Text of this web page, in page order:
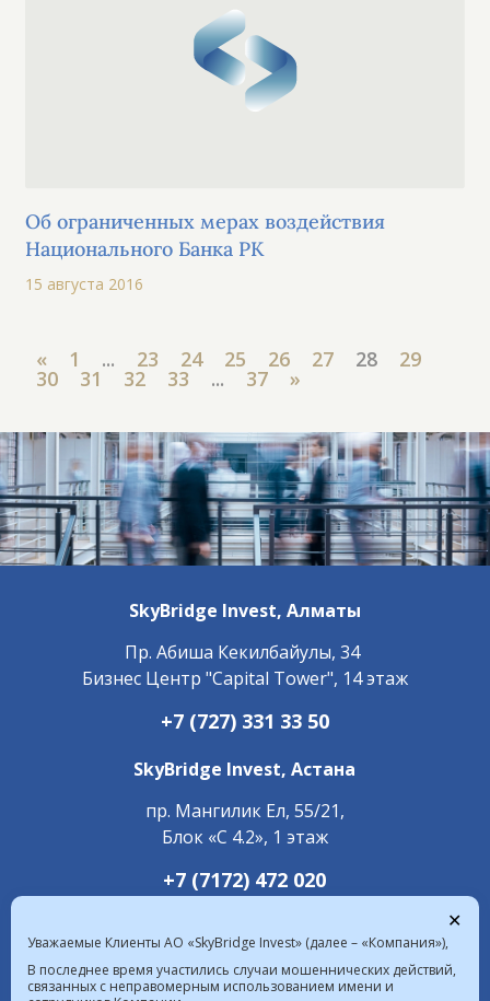
Об ограниченных мерах воздействия
Национального Банка РК
15 августа 2016
« 1 ... 23 24 25 26 27 28 29
30 31 32 33 ... 37 »
SkyBridge Invest, Алматы
Пр. ​Абиша Кекилбайулы, 34
Бизнес Центр "Capital Tower", 14 этаж
+7 (727) 331 33 50
SkyBridge Invest,Астана
пр. Мангилик Ел, 55/21,
Блок «С 4.2», 1 этаж
+7 (7172) 472 020
✕
Уважаемые Клиенты АО «SkyBridge Invest» (далее – «Компания»),
В последнее время участились случаи мошеннических действий,
связанных с неправомерным использованием имени и